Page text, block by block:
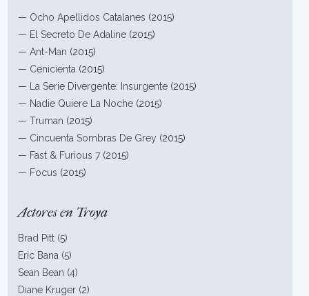
— Ocho Apellidos Catalanes (2015)
— El Secreto De Adaline (2015)
—Ant-Man (2015)
— Cenicienta (2015)
—
La Serie Divergente: Insurgente (2015)
— Nadie Quiere La Noche (2015)
—Truman (2015)
— Cincuenta Sombras De Grey (2015)
— Fast & Furious 7 (2015)
— Focus (2015)
Actores en Troya
Brad Pitt (5)
Eric Bana (5)
Sean Bean (4)
Diane Kruger (2)